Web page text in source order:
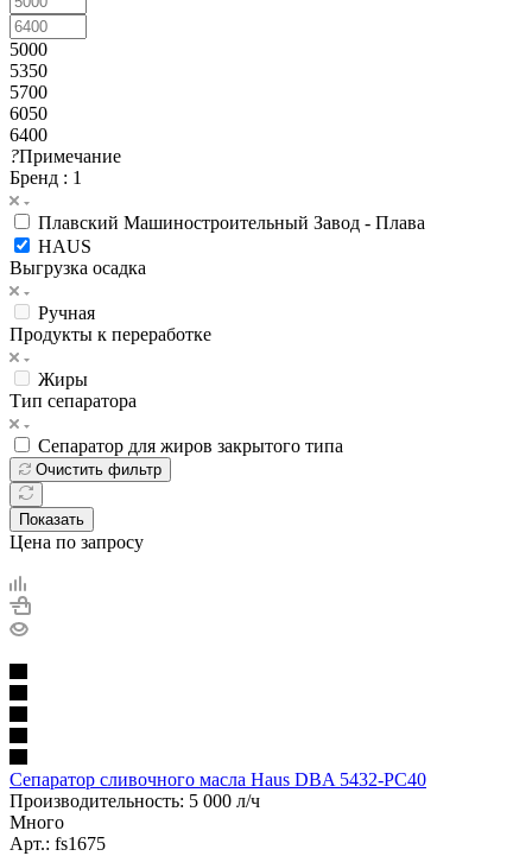
5000
5350
5700
6050
6400
?Примечание
Бренд : 1
Плавский Машиностроительный Завод - Плава
HAUS
Выгрузка осадка
Ручная
Продукты к переработке
Жиры
Тип сепаратора
Сепаратор для жиров закрытого типа
Очистить фильтр
Показать
Цена по запросу
Сепаратор сливочного масла Haus DBA 5432-PC40
Производительность: 5 000 л/ч
Много
Арт.: fs1675